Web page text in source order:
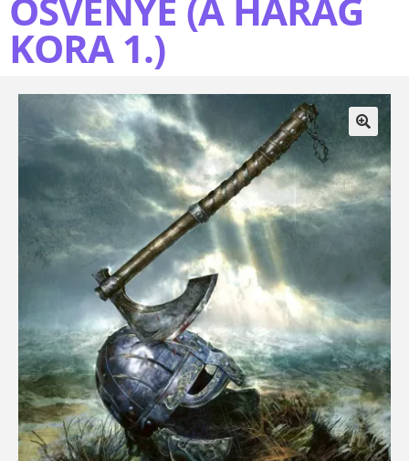
ÖSVÉNYE (A HARAG
KORA 1.)